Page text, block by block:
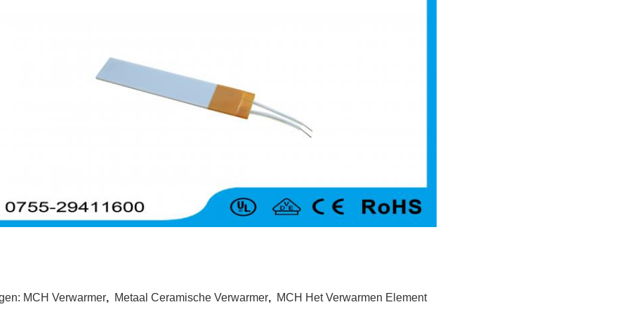
MCH Verwarmer, Metaal Ceramische Verwarmer, MCH Het Verwarmen Element